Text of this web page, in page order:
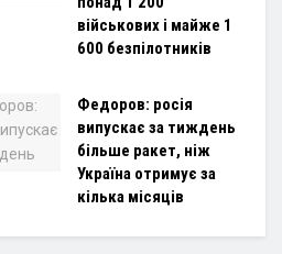
військових і майже 1
600 безпілотників
Федоров: росія
випускає за тиждень
більше ракет, ніж
Україна отримує за
кілька місяців